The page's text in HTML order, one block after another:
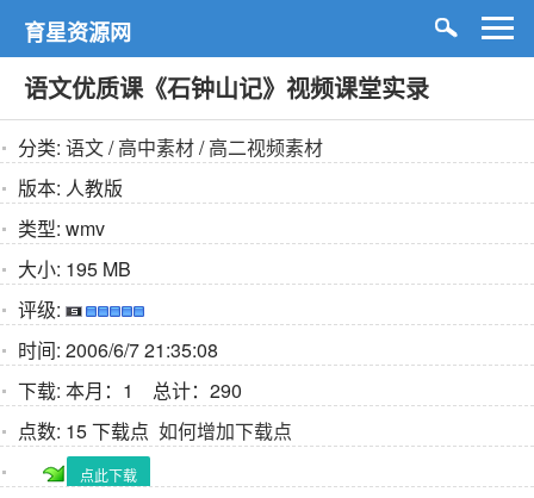
育星资源网
语文优质课《石钟山记》视频课堂实录
分类: 语文/高中素材/高二视频素材
版本: 人教版
类型: wmv
大小: 195 MB
评级:
时间: 2006/6/7 21:35:08
下载: 本月：1 总计：290
点数: 15 下载点 如何增加下载点
点此下载